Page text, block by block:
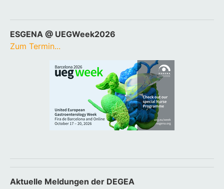
ESGENA @ UEGWeek2026
Zum Termin...
Aktuelle Meldungen der DEGEA